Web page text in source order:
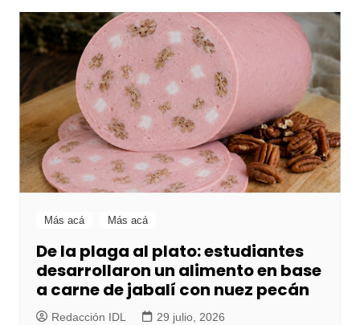
Más acá Más acá
De la plaga al plato: estudiantes
desarrollaron un alimento en base
a carne de jabalí con nuez pecán
Redacción IDL 29 julio, 2026